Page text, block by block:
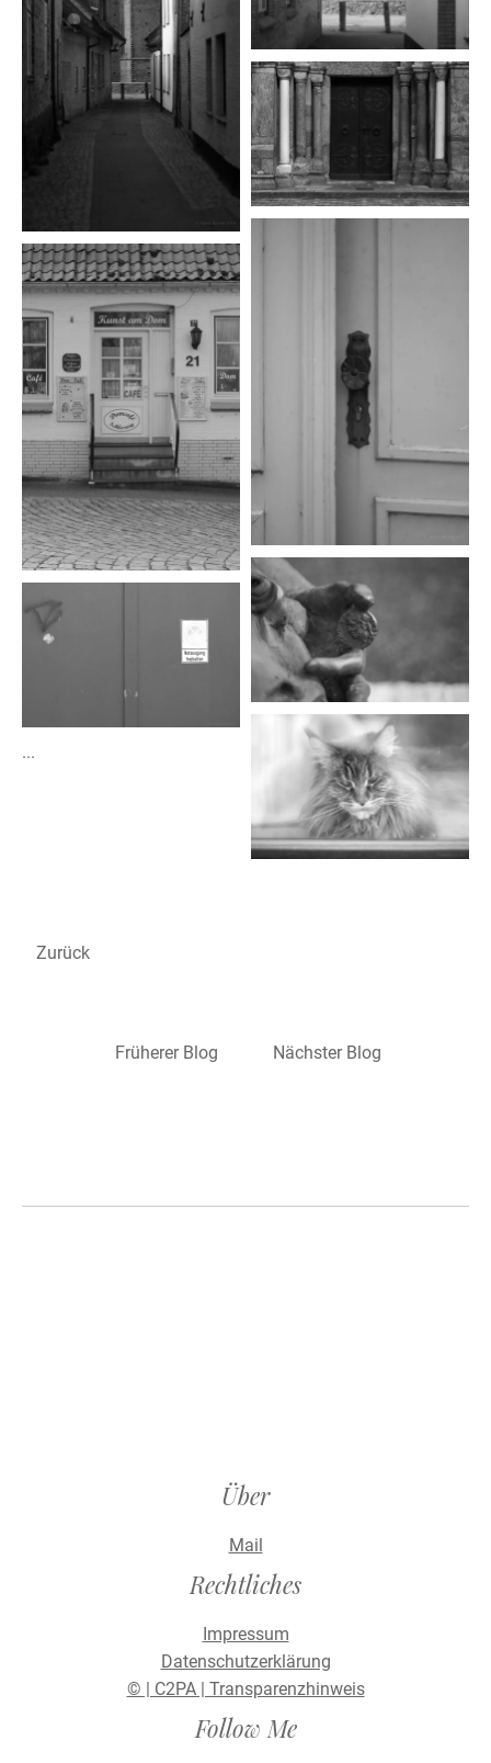
Zurück
Früherer Blog Nächster Blog
Über
Mail
Rechtliches
Impressum
Datenschutzerklärung
© | C2PA | Transparenzhinweis
Follow Me